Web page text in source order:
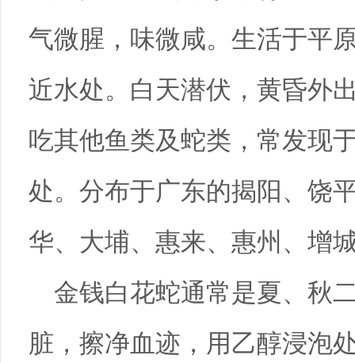
气微腥，味微咸。生活于平
近水处。白天潜伏，黄昏外
吃其他鱼类及蛇类，常发现
处。分布于广东的揭阳、饶
华、大埔、惠来、惠州、增
金钱白花蛇通常是夏、秋
脏，擦净血迹，用乙醇浸泡